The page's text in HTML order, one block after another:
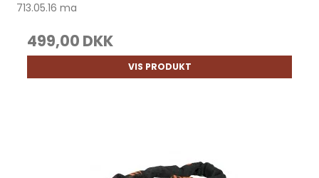
713.05.16 ma
499,00 DKK
VIS PRODUKT